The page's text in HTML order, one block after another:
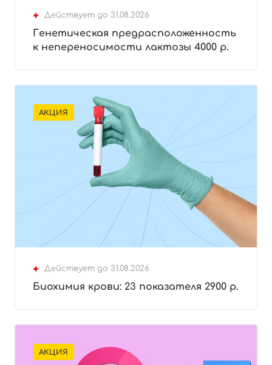
Действует до 31.08.2026
Генетическая предрасположенность
к непереносимости лактозы 4000 р.
Действует до 31.08.2026
Биохимия крови: 23 показателя 2900 р.
АКЦИЯ
АКЦИЯ